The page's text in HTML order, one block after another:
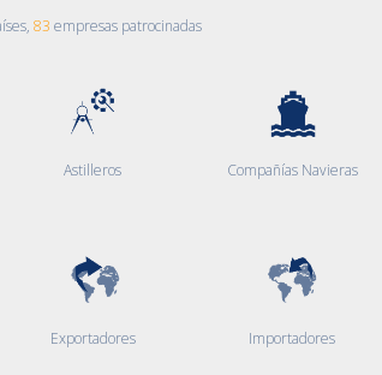
83 empresas patrocinadas
Astilleros Compañías Navieras
Exportadores Importadores